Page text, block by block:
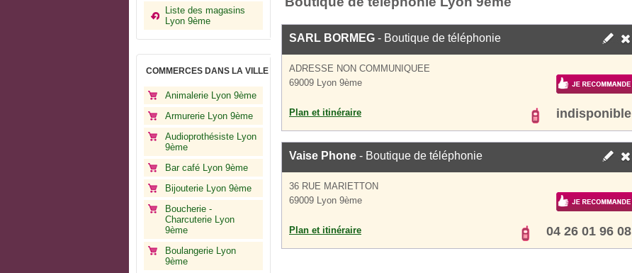
Liste des magasins
Lyon 9ème
COMMERCES DANS LA VILLE
Animalerie Lyon 9ème
Armurerie Lyon 9ème
Audioprothésiste Lyon
9ème
Bar café Lyon 9ème
Bijouterie Lyon 9ème
Boucherie -
Charcuterie Lyon
9ème
Boulangerie Lyon
9ème
SARL BORMEG - Boutique de téléphonie
ADRESSE NON COMMUNIQUEE
69009 Lyon 9ème
Plan et itinéraire indisponible
Vaise Phone - Boutique de téléphonie
36 RUE MARIETTON
69009 Lyon 9ème
Plan et itinéraire 04 26 01 96 08